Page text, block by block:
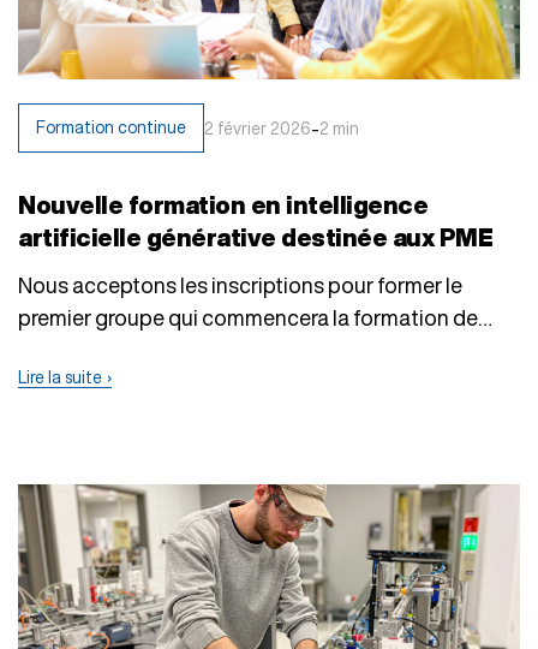
Formation continue 2 février 2026-2 min
Nouvelle formation en intelligence
artificielle générative destinée aux PME
Nous acceptons les inscriptions pour former le
premier groupe qui commencera la formation de
Lire la suite